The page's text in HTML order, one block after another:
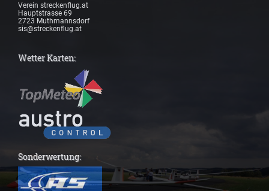
Verein streckenflug.at
Hauptstrasse 69
2723 Muthmannsdorf
sis@streckenflug.at
Wetter Karten:
Sonderwertung: